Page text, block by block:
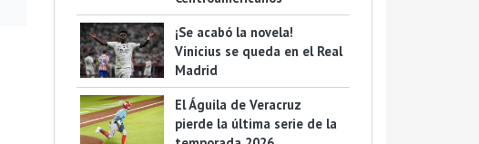
¡Se acabó la novela!
Vinicius se queda en el Real
Madrid
El Águila de Veracruz
pierde la última serie de la